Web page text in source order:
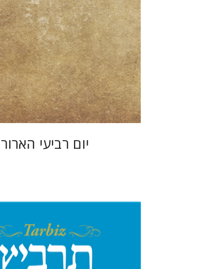
הנחת אתר ספר מודפס
$28
$25
יום רביעי הארור
יהונתן גארב מיכאל סיגל